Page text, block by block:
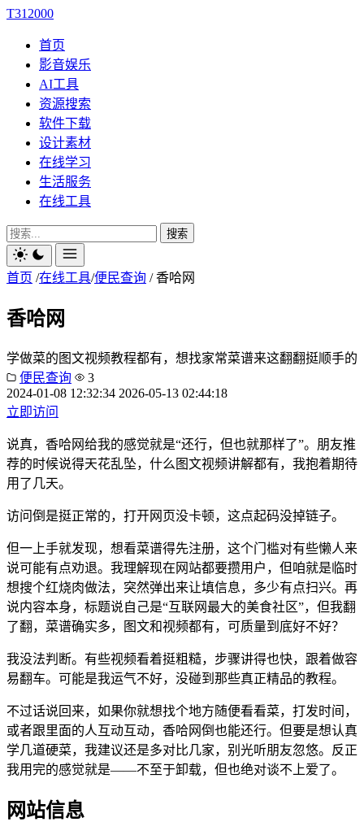
T312000
首页
影音娱乐
AI工具
资源搜索
软件下载
设计素材
在线学习
生活服务
在线工具
搜索
首页 /在线工具/便民查询 / 香哈网
香哈网
学做菜的图文视频教程都有，想找家常菜谱来这翻翻挺顺手的
便民查询
3
2024-01-08 12:32:34 2026-05-13 02:44:18
立即访问
说真，香哈网给我的感觉就是“还行，但也就那样了”。朋友推
荐的时候说得天花乱坠，什么图文视频讲解都有，我抱着期待
用了几天。
访问倒是挺正常的，打开网页没卡顿，这点起码没掉链子。
但一上手就发现，想看菜谱得先注册，这个门槛对有些懒人来
说可能有点劝退。我理解现在网站都要攒用户，但咱就是临时
想搜个红烧肉做法，突然弹出来让填信息，多少有点扫兴。再
说内容本身，标题说自己是“互联网最大的美食社区”，但我翻
了翻，菜谱确实多，图文和视频都有，可质量到底好不好？
我没法判断。有些视频看着挺粗糙，步骤讲得也快，跟着做容
易翻车。可能是我运气不好，没碰到那些真正精品的教程。
不过话说回来，如果你就想找个地方随便看看菜，打发时间，
或者跟里面的人互动互动，香哈网倒也能还行。但要是想认真
学几道硬菜，我建议还是多对比几家，别光听朋友忽悠。反正
我用完的感觉就是——不至于卸载，但也绝对谈不上爱了。
网站信息